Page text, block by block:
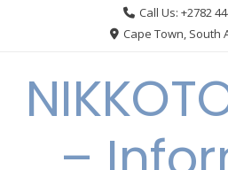
Call Us: +2782
Cape Town, South